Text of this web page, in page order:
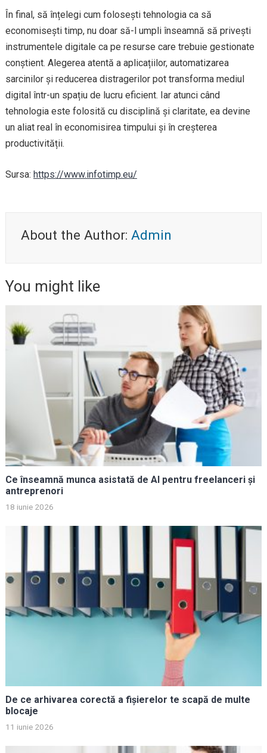
În final, să înțelegi cum folosești tehnologia ca să
economisești timp, nu doar să-l umpli înseamnă să privești
instrumentele digitale ca pe resurse care trebuie gestionate
conștient. Alegerea atentă a aplicațiilor, automatizarea
sarcinilor și reducerea distragerilor pot transforma mediul
digital într-un spațiu de lucru eficient. Iar atunci când
tehnologia este folosită cu disciplină și claritate, ea devine
un aliat real în economisirea timpului și în creșterea
productivității.
Sursa: https://www.infotimp.eu/
About the Author: Admin
You might like
Ce înseamnă munca asistată de AI pentru freelanceri și
antreprenori
18 iunie 2026
De ce arhivarea corectă a fișierelor te scapă de multe
blocaje
11 iunie 2026